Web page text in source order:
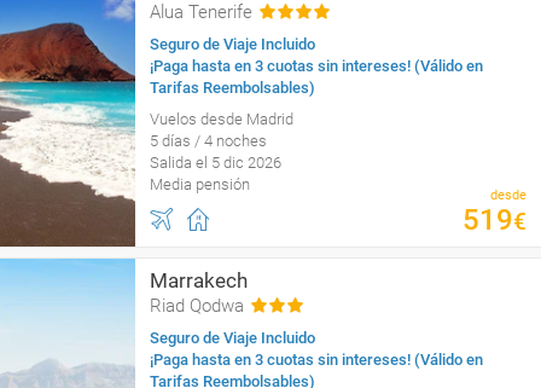
Alua Tenerife
Seguro de Viaje Incluido
¡Paga hasta en 3 cuotas sin intereses! (Válido en
Tarifas Reembolsables)
Vuelos desde Madrid
5 días / 4 noches
Salida el 5 dic 2026
Media pensión
desde
519€
Marrakech
Riad Qodwa
Seguro de Viaje Incluido
¡Paga hasta en 3 cuotas sin intereses! (Válido en
Tarifas Reembolsables)